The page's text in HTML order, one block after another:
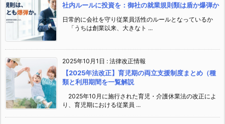
社内ルールに投資を：御社の就業規則類は盾か爆弾か
日常的に会社を守り従業員活性のルールとなっているか
「うちは創業以来、大きなト ...
2025年10月1日 : 法律改正情報
【2025年法改正】育児期の両立支援制度まとめ（種
類と利用期間を一覧解説
2025年10月に施行された育児・介護休業法の改正によ
り、育児期における従業員 ...